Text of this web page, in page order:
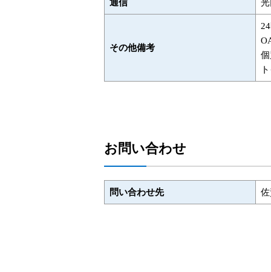
通信
その他備考
お問い合わせ
問い合わせ先